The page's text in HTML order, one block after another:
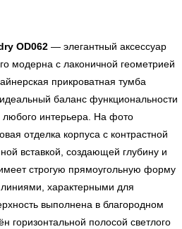
OD062 — элегантный аксессуар
модерна с лаконичной геометрией
прикроватная тумба
баланс функциональности
любого интерьера. На фото
отделка корпуса с контрастной
вставкой, создающей глубину и
строгую прямоугольную форму
характерными для
выполнена в благородном
горизонтальной полосой светлого